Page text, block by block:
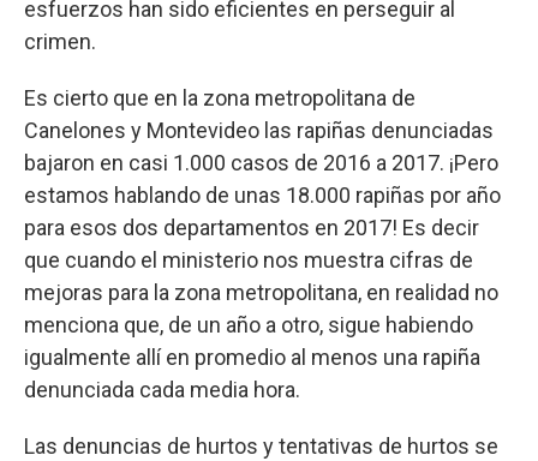
esfuerzos han sido eficientes en perseguir al
crimen.
Es cierto que en la zona metropolitana de
Canelones y Montevideo las rapiñas denunciadas
bajaron en casi 1.000 casos de 2016 a 2017. ¡Pero
estamos hablando de unas 18.000 rapiñas por año
para esos dos departamentos en 2017! Es decir
que cuando el ministerio nos muestra cifras de
mejoras para la zona metropolitana, en realidad no
menciona que, de un año a otro, sigue habiendo
igualmente allí en promedio al menos una rapiña
denunciada cada media hora.
Las denuncias de hurtos y tentativas de hurtos se